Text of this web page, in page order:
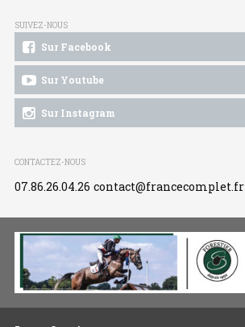
SUIVEZ-NOUS
Sur Facebook
Sur Youtube
Sur Instagram
CONTACTEZ-NOUS
07.86.26.04.26 contact@francecomplet.fr